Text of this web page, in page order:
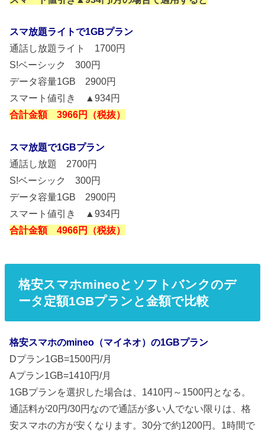
スマ放題ライトで1GBプラン
通話し放題ライト 1700円
S!ベーシック 300円
データ容量1GB 2900円
スマート値引き ▲934円
合計金額 3966円（税抜）
スマ放題で1GBプラン
通話し放題 2700円
S!ベーシック 300円
データ容量1GB 2900円
スマート値引き ▲934円
合計金額 4966円（税抜）
格安スマホmineoとソフトバンクのデ
ータ定額1GBプランと金額で比較
格安スマホのmineo（マイネオ）の1GBプラン
Dプラン1GB=1500円/月
Aプラン1GB=1410円/月
1GBプランを選択した場合は、1410円～1500円となる。
通話料が20円/30円なので通話が多い人でない限りは、格
安スマホの方が安くなります。30分で約1200円。1時間で